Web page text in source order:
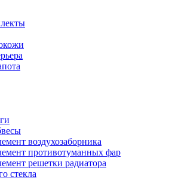
воздухозаборника
противотуманных фар
решетки радиатора
стекла